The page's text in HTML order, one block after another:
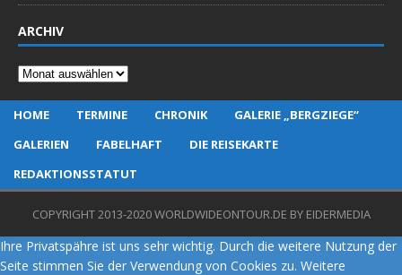
ARCHIV
Archiv
HOME TERMINE CHRONIK
GALERIE „BERGZIEGE“
GALERIEN
FABELHAFT
DIE REISEKARTE
REDAKTIONSSTATUT
COPYRIGHT 2013-2020 WORLDWIDEONTOUR.DE BY EIDERMEDIA
Ihre Privatspähre ist uns sehr wichtig. Durch die weitere Nutzung der
Seite stimmen Sie der Verwendung von Cookies zu. Weitere